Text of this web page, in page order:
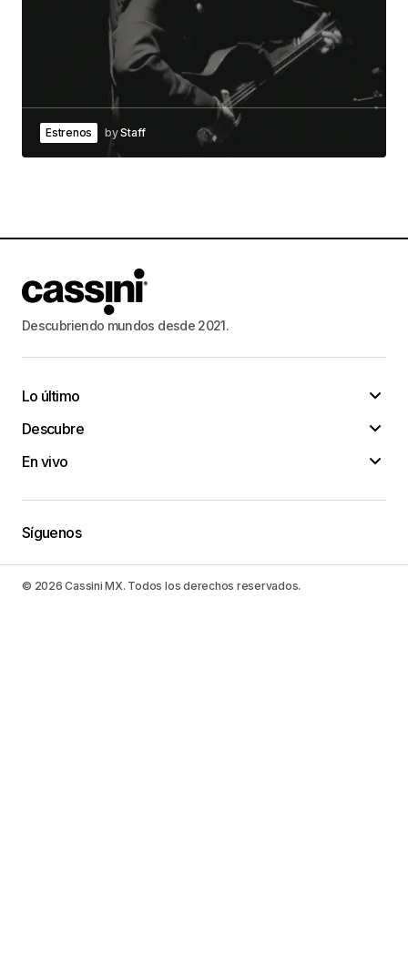
Estrenos byStaff
Descubriendo mundos desde 2021.
Lo último
Descubre
En vivo
Síguenos
© 2026 Cassini MX. Todos los derechos reservados.